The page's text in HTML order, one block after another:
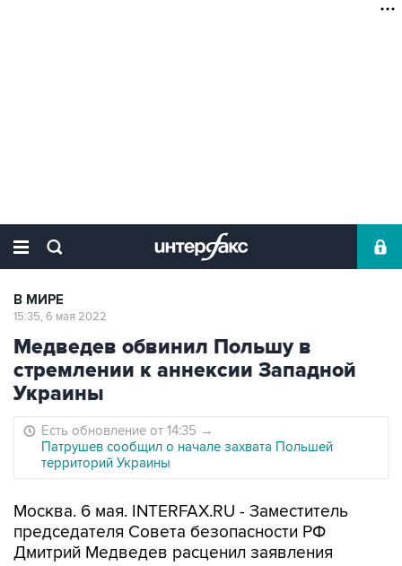
В МИРЕ
15:35, 6 мая 2022
Медведев обвинил Польшу в
стремлении к аннексии Западной
Украины
Есть обновление от 14:35 →
Патрушев сообщил о начале захвата Польшей
территорий Украины
Москва. 6 мая. INTERFAX.RU - Заместитель
председателя Совета безопасности РФ
Дмитрий Медведев расценил заявления